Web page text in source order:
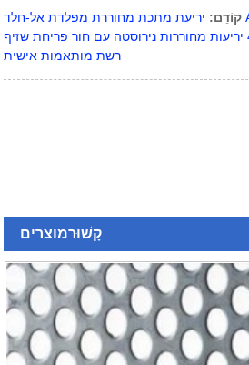
קוֹדֵם:
201 304 316 430 יריעות מחוררות נירוסטה עם חור פריחת שזיף
רשת מותאמות אישית
קָשׁוּרמוצרים